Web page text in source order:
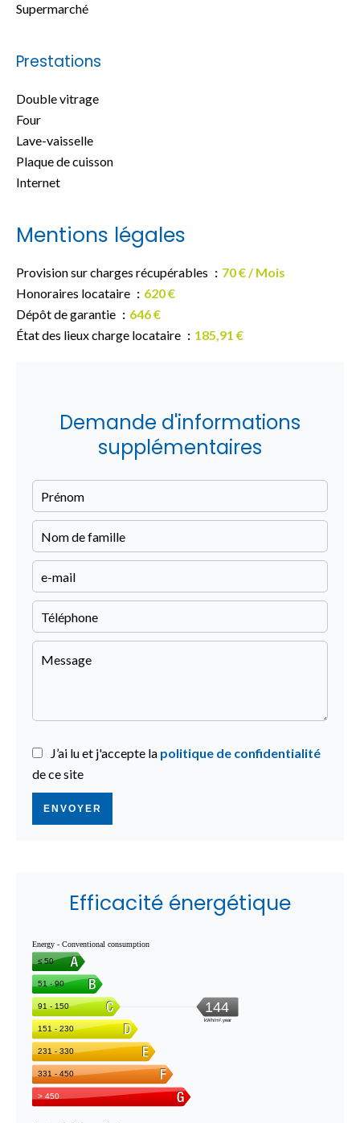
Supermarché
Prestations
Double vitrage
Four
Lave-vaisselle
Plaque de cuisson
Internet
Mentions légales
Provision sur charges récupérables
70 € / Mois
Honoraires locataire
620 €
Dépôt de garantie
646 €
État des lieux charge locataire
185,91 €
Demande d'informations
supplémentaires
J’ai lu et j'accepte la politique de confidentialité
de ce site
ENVOYER
Efficacité énergétique